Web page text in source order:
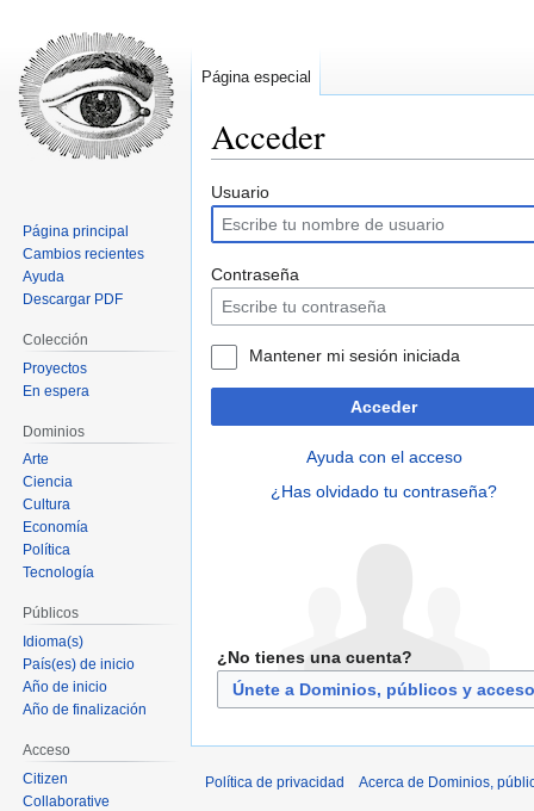
Acceder
Ir
la
navegación
Ir
la
búsqueda
Usuario
Contraseña
Mantener mi sesión iniciada
Acceder
Ayuda con el acceso
¿Has olvidado tu contraseña?
¿No tienes una cuenta?
Únete a Dominios, públicos y acceso
Página especial
Página principal
Cambios recientes
Ayuda
Descargar PDF
Colección
Proyectos
En espera
Dominios
Arte
Ciencia
Cultura
Economía
Política
Tecnología
Públicos
Idioma(s)
País(es) de inicio
Año de inicio
Año de finalización
Acceso
Citizen
Collaborative
Política de privacidad Acerca de Dominios,